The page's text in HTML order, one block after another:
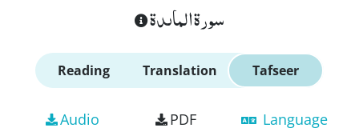
سورة الماىدة
Reading Translation Tafseer
Audio PDF Language